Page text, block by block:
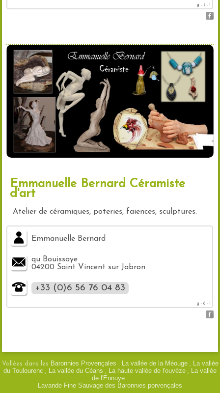
g - 5 - 1
Emmanuelle Bernard Céramiste
d'art
Atelier de céramiques, poteries, faiences, sculptures.
Emmanuelle Bernard
qu Bouissaye
04200 Saint Vincent sur Jabron
+33 (0)6 56 76 04 83
g - 6 - 1
Vallées dans les Baronnies Provençales : La vallée de la Méouge,
La vallée
du Toulourenc , La vallée du Céans , La haute vallée de l'ouvèze ,
La vallée
de l'Ennuye .
Lavande Fine Sauvage des Baronnies porvençales